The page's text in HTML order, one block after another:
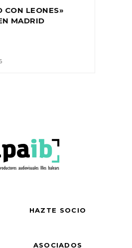
CON LEONES»
MADRID
HAZTE SOCIO
ASOCIADOS